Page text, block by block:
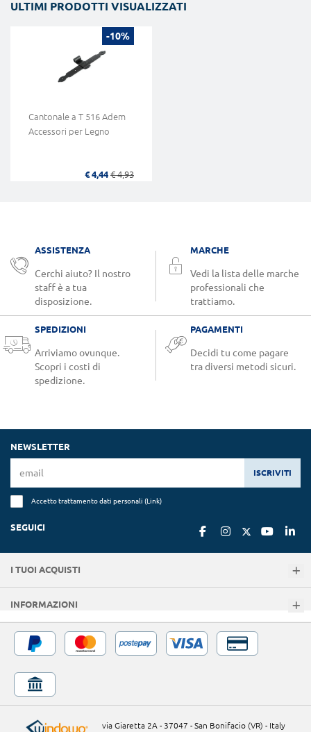
ULTIMI PRODOTTI VISUALIZZATI
-10%
Cantonale a T 516 Adem
Accessori per Legno
€ 4,44 € 4,93
ASSISTENZA
Cerchi aiuto? Il nostro
staff è a tua
disposizione.
MARCHE
Vedi la lista delle marche
professionali che
trattiamo.
SPEDIZIONI
Arriviamo ovunque.
Scopri i costi di
spedizione.
PAGAMENTI
Decidi tu come pagare
tra diversi metodi sicuri.
NEWSLETTER
ISCRIVITI
Accetto trattamento dati personali (Link)
SEGUICI
I TUOI ACQUISTI
INFORMAZIONI
via Giaretta 2A - 37047 - San Bonifacio (VR) - Italy